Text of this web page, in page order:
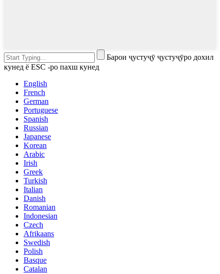
Барои ҷустуҷӯ ҷустуҷӯро дохил
кунед ё ESC -ро пахш кунед
English
French
German
Portuguese
Spanish
Russian
Japanese
Korean
Arabic
Irish
Greek
Turkish
Italian
Danish
Romanian
Indonesian
Czech
Afrikaans
Swedish
Polish
Basque
Catalan